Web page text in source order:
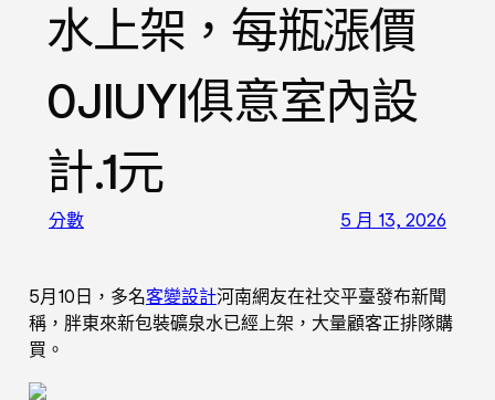
水上架，每瓶漲價
0JIUYI俱意室內設
計.1元
分數 5 月 13, 2026
5月10日，多名客變設計河南網友在社交平臺發布新聞
稱，胖東來新包裝礦泉水已經上架，大量顧客正排隊購
買。